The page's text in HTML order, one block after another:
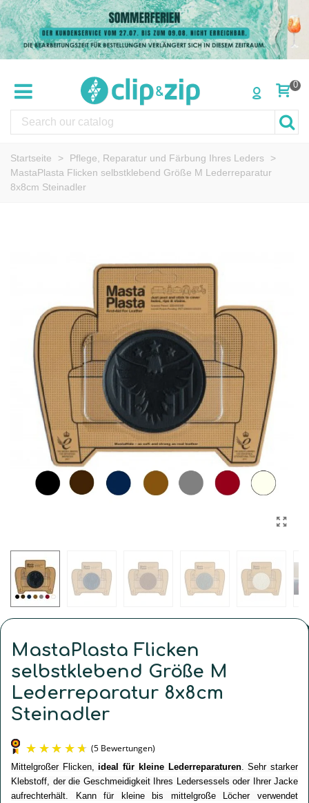
0
Startseite > Pflege, Reparatur und Färbung Ihres Leders
>
MastaPlasta Flicken selbstklebend Größe M Lederreparatur
8x8cm Steinadler
MastaPlasta Flicken
selbstklebend Größe M
Lederreparatur 8x8cm
Steinadler
Mittelgroßer Flicken, ideal für kleine Lederreparaturen. Sehr starker
Klebstoff, der die Geschmeidigkeit Ihres Ledersessels oder Ihrer Jacke
aufrechterhält. Kann für kleine bis mittelgroße Löcher verwendet